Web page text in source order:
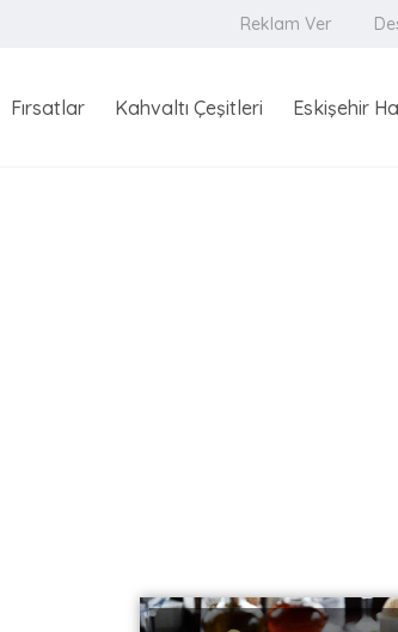
Reklam Ver
Fırsatlar Kahvaltı Çeşitleri Eskişehir